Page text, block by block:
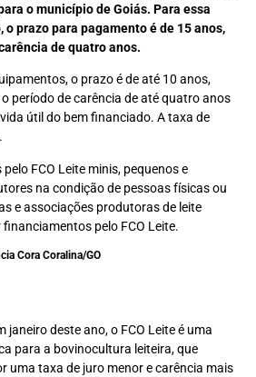
o município de Goiás. Para essa
o prazo para pagamento é de 15 anos,
de quatro anos.
o prazo é de até 10 anos,
período de carência de até quatro anos
útil do bem financiado. A taxa de
FCO Leite minis, pequenos e
na condição de pessoas físicas ou
e associações produtoras de leite
pelo FCO Leite.
Cora Coralina/GO
janeiro deste ano, o FCO Leite é uma
para a bovinocultura leiteira, que
uma taxa de juro menor e carência mais